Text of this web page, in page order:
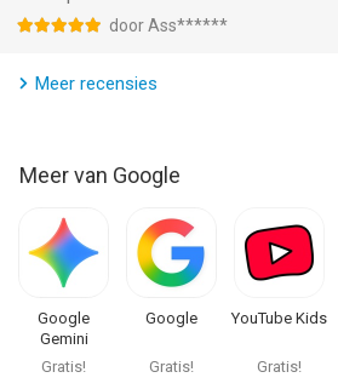
door Ass******
Meer recensies
Meer van Google
Google
Gemini
Gratis!
Google
Gratis!
YouTube Kids
Gratis!